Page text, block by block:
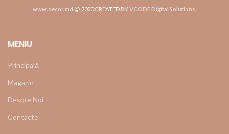
www.decor.md 2020 CREATED BYVCODE Digital Solutions
MENIU
Principală
Magazin
Despre Noi
Contacte